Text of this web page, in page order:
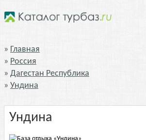
Главная
Россия
Дагестан Республика
Ундина
Ундина